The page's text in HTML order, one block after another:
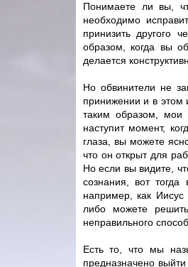
Понимаете ли вы,
необходимо
принизить другого
образом, когда вы
делается
Но обвинители не
принижении и в этом
таким образом, мои
наступит момент,
глаза, вы можете
что он открыт для
Но если вы видите,
сознания, вот
например, как
либо можете
неправильного
Есть то, что мы
предназначено